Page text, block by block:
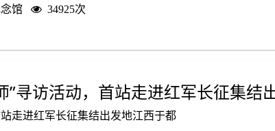
馆 34925次
”寻访活动，首站走进红军长征集结
走进红军长征集结出发地江西于都